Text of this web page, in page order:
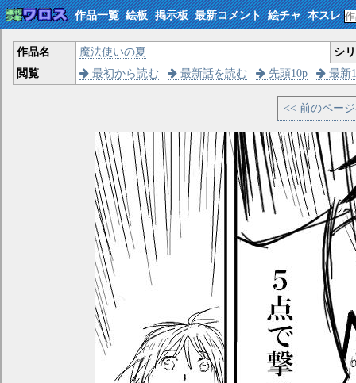
作品一覧 絵板 掲示板 最新コメント 絵チャ 本スレ
作品名 魔法使いの夏
シ
閲覧
最初から読む 最新話を読む 先頭10p 最新
<< 前のペー